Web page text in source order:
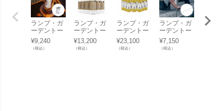
ランプ・ガ
ーデントー
チ燃料「ホ
ーファッツ
（hoefats）
¥9,240
（税込）
ランプ・ガ
ーデントー
チ燃料「ホ
ーファッツ
（hoefats）
¥13,200
（税込）
ランプ・ガ
ーデントー
チ燃料「ホ
ーファッツ
（hoefats）
¥23,100
（税込）
ランプ・ガ
ーデントー
チ「ホーフ
ァッツ（ho
efats） SPI
¥7,150
（税込）
ラン